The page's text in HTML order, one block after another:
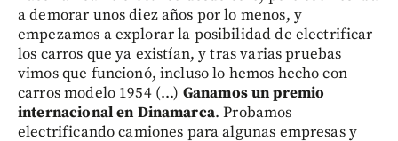
a demorar unos diez años por lo menos, y
empezamos a explorar la posibilidad de electrificar
los carros que ya existían, y tras varias pruebas
vimos que funcionó, incluso lo hemos hecho con
carros modelo 1954 (...) Ganamos un premio
internacional en Dinamarca. Probamos
electrificando camiones para algunas empresas y